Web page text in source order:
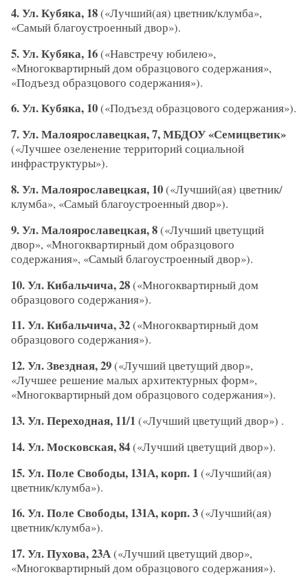
4. Ул. Кубяка, 18(«Лучший(ая) цветник/клумба»,
«Самый благоустроенный двор»).
5. Ул. Кубяка, 16(«Навстречу юбилею»,
«Многоквартирный дом образцового содержания»,
«Подъезд образцового содержания»).
6. Ул. Кубяка, 10(«Подъезд образцового содержания»).
7. Ул. Малоярославецкая, 7, МБДОУ «Семицветик»
(«Лучшее озеленение территорий социальной
инфраструктуры»).
8. Ул. Малоярославецкая, 10(«Лучший(ая) цветник/
клумба», «Самый благоустроенный двор»).
9. Ул. Малоярославецкая, 8(«Лучший цветущий
двор», «Многоквартирный дом образцового
содержания», «Самый благоустроенный двор»).
10. Ул. Кибальчича, 28(«Многоквартирный дом
образцового содержания»).
11. Ул. Кибальчича, 32(«Многоквартирный дом
образцового содержания»).
12. Ул. Звездная, 29(«Лучший цветущий двор»,
«Лучшее решение малых архитектурных форм»,
«Многоквартирный дом образцового содержания»).
13. Ул. Переходная, 11/1(«Лучший цветущий двор») .
14. Ул. Московская, 84(«Лучший цветущий двор»).
15. Ул. Поле Свободы, 131А, корп. 1(«Лучший(ая)
цветник/клумба»).
16. Ул. Поле Свободы, 131А, корп. 3(«Лучший(ая)
цветник/клумба»).
17. Ул. Пухова, 23А(«Лучший цветущий двор»,
«Многоквартирный дом образцового содержания»).